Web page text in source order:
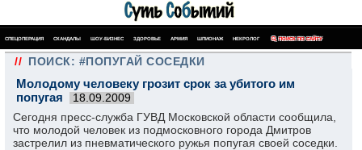
СПЕЦОПЕРАЦИЯ СКАНДАЛЫ ШОУ-БИЗНЕС ЗДОРОВЬЕ АРМИЯ ШПИОНАЖ НЕКРОЛОГ ПОИСК ПО САЙТУ
// ПОИСК: #ПОПУГАЙ СОСЕДКИ
Молодому человеку грозит срок за убитого им
попугая
18.09.2009
Сегодня пресс-служба ГУВД Московской области сообщила,
что молодой человек из подмосковного города Дмитров
застрелил из пневматического ружья попугая своей соседки.